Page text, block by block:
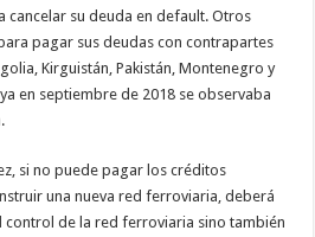
cancelar su deuda en default. Otros
pagar sus deudas con contrapartes
Kirguistán, Pakistán, Montenegro y
en septiembre de 2018 se observaba
si no puede pagar los créditos
una nueva red ferroviaria, deberá
control de la red ferroviaria sino también